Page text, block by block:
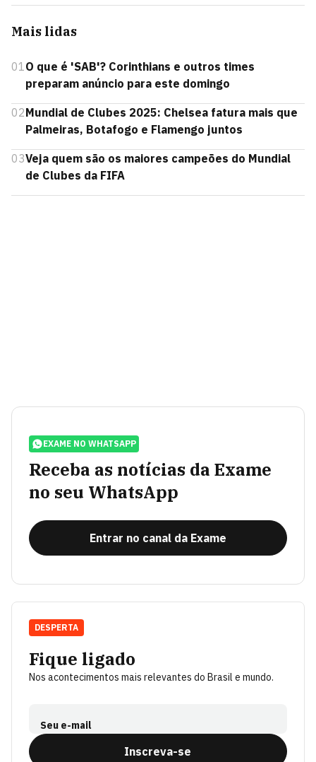
Mais lidas
01O que é 'SAB'? Corinthians e outros times
preparam anúncio para este domingo
02Mundial de Clubes 2025: Chelsea fatura mais que
Palmeiras, Botafogo e Flamengo juntos
03Veja quem são os maiores campeões do Mundial
de Clubes da FIFA
EXAME NO WHATSAPP
Receba as notícias da Exame
no seu WhatsApp
Entrar no canal da Exame
Fique ligado
Nos acontecimentos mais relevantes do Brasil e mundo.
Seu e-mail
Inscreva-se
DESPERTA